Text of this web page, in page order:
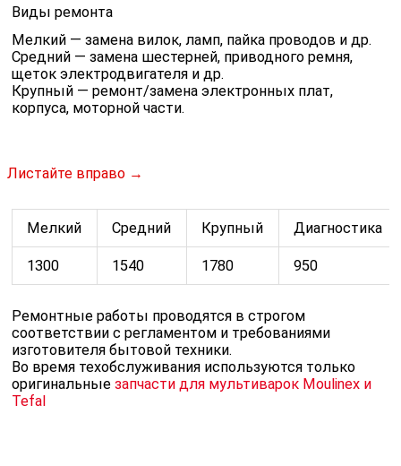
Виды ремонта
Мелкий — замена вилок, ламп, пайка проводов и др.
Средний — замена шестерней, приводного ремня,
щеток электродвигателя и др.
Крупный — ремонт/замена электронных плат,
корпуса, моторной части.
Листайте вправо →
Мелкий Средний Крупный Диагностика
1300 1540 1780 950
Ремонтные работы проводятся в строгом
соответствии с регламентом и требованиями
изготовителя бытовой техники.
Во время техобслуживания используются только
оригинальные запчасти для мультиварок Moulinex и
Tefal